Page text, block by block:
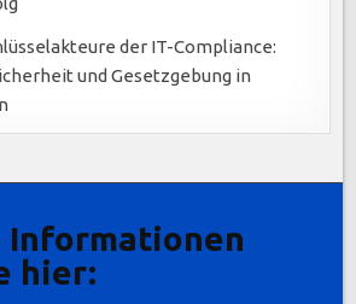
der IT-Compliance:
und Gesetzgebung in
Informationen
hier: